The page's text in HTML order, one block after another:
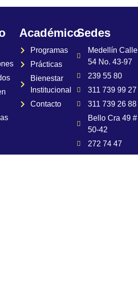
Académico
Programas
Prácticas
Bienestar
Institucional
Contacto
Sedes
Medellín Calle
54 No. 43-97
239 55 80
311 739 99 27
311 739 26 88
Bello Cra 49 #
50-42
272 74 47